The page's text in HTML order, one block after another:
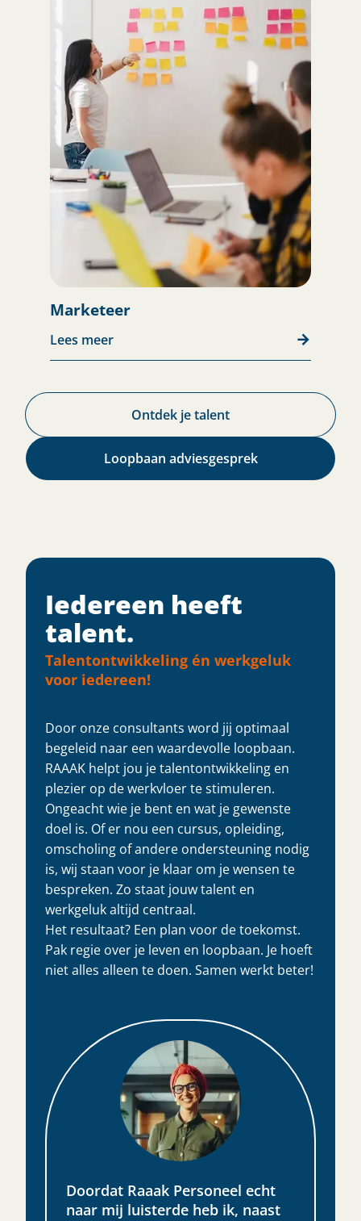
Marketeer
Lees meer
Ontdek je talent​
Loopbaan adviesgesprek
Iedereen heeft
talent.​
Talentontwikkeling én werkgeluk
voor iedereen!
Door onze consultants word jij optimaal
begeleid naar een waardevolle loopbaan.
RAAAK helpt jou je talentontwikkeling en
plezier op de werkvloer te stimuleren.
Ongeacht wie je bent en wat je gewenste
doel is. Of er nou een cursus, opleiding,
omscholing of andere ondersteuning nodig
is, wij staan voor je klaar om je wensen te
bespreken. Zo staat jouw talent en
werkgeluk altijd centraal.
Het resultaat? Een plan voor de toekomst.
Pak regie over je leven en loopbaan. Je hoeft
niet alles alleen te doen. Samen werkt beter!​
Doordat Raaak Personeel echt
naar mij luisterde heb ik, naast